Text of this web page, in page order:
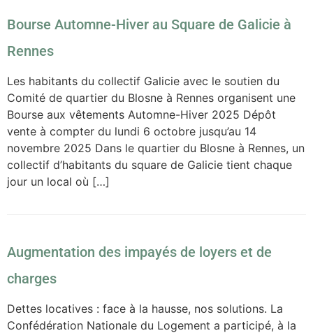
Bourse Automne-Hiver au Square de Galicie à
Rennes
Les habitants du collectif Galicie avec le soutien du
Comité de quartier du Blosne à Rennes organisent une
Bourse aux vêtements Automne-Hiver 2025 Dépôt
vente à compter du lundi 6 octobre jusqu’au 14
novembre 2025 Dans le quartier du Blosne à Rennes, un
collectif d’habitants du square de Galicie tient chaque
jour un local où […]
Augmentation des impayés de loyers et de
charges
Dettes locatives : face à la hausse, nos solutions. La
Confédération Nationale du Logement a participé, à la